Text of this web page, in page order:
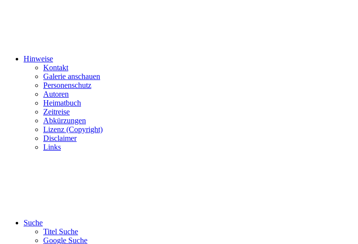
Hinweise
Kontakt
Galerie anschauen
Personenschutz
Autoren
Heimatbuch
Zeitreise
Abkürzungen
Lizenz (Copyright)
Disclaimer
Links
Suche
Titel Suche
Google Suche